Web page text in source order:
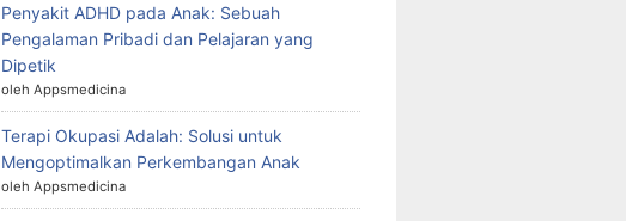
Penyakit ADHD pada Anak: Sebuah
Pengalaman Pribadi dan Pelajaran yang
Dipetik
oleh Appsmedicina
Terapi Okupasi Adalah: Solusi untuk
Mengoptimalkan Perkembangan Anak
oleh Appsmedicina